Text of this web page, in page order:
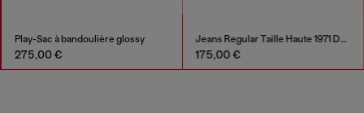
Play-Sac à bandoulière glossy
275,00 €
Jeans Regular Taille Haute 1971 D-Sent
175,00 €